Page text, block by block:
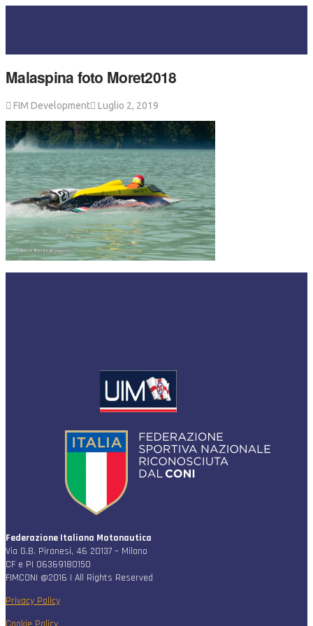
Malaspina foto Moret2018
FIM Development Luglio 2, 2019
Federazione Italiana Motonautica
Via G.B. Piranesi, 46 20137 – Milano
CF e PI 06369180150
FIMCONI @2016 | All Rights Reserved
Privacy Policy